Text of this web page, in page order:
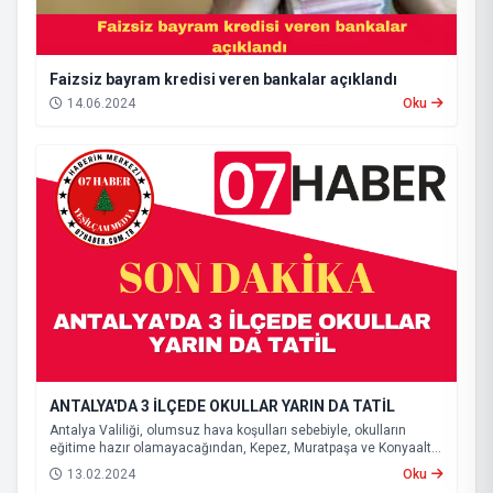
Faizsiz bayram kredisi veren bankalar açıklandı
14.06.2024 Oku
ANTALYA'DA 3 İLÇEDE OKULLAR YARIN DA TATİL
Antalya Valiliği, olumsuz hava koşulları sebebiyle, okulların
eğitime hazır olamayacağından, Kepez, Muratpaşa ve Konyaaltı
ilçelerinde eğitime yarın da ara verileceğini açıkladı.
13.02.2024 Oku